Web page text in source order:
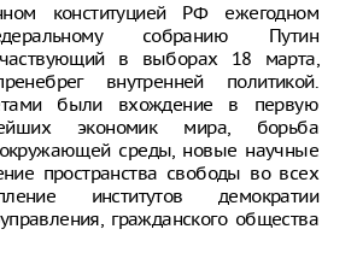
конституцией РФ ежегодном
собранию Путин
в выборах 18 марта,
внутренней политикой.
были вхождение в первую
экономик мира, борьба
среды, новые научные
пространства свободы во всех
институтов демократии
гражданского общества